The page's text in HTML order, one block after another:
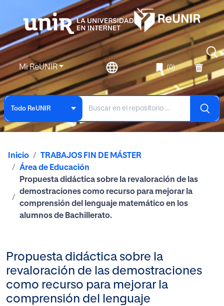
Mi ReUNIR (0)
Todo ReUNIR
Inicio
TRABAJOS FIN DE MÁSTER
Área de Educación
Propuesta didáctica sobre la revaloración de las
demostraciones como recurso para mejorar la
comprensión del lenguaje matemático en los
alumnos de Bachillerato.
Propuesta didáctica sobre la
revaloración de las demostraciones
como recurso para mejorar la
comprensión del lenguaje